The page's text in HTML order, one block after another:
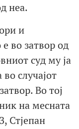
неа.
и
во затвор од
суд му ја
случајот
Во тој
на месната
Стјепан